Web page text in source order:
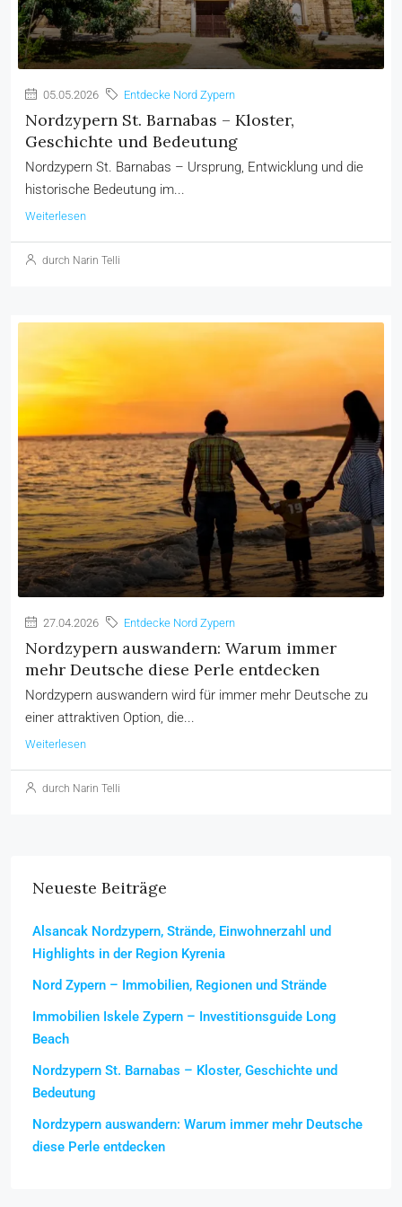
05.05.2026 Entdecke Nord Zypern
Nordzypern St. Barnabas – Kloster,
Geschichte und Bedeutung
Nordzypern St. Barnabas – Ursprung, Entwicklung und die
historische Bedeutung im...
Weiterlesen
durch Narin Telli
27.04.2026 Entdecke Nord Zypern
Nordzypern auswandern: Warum immer
mehr Deutsche diese Perle entdecken
Nordzypern auswandern wird für immer mehr Deutsche zu
einer attraktiven Option, die...
Weiterlesen
durch Narin Telli
Neueste Beiträge
Alsancak Nordzypern, Strände, Einwohnerzahl und
Highlights in der Region Kyrenia
Nord Zypern – Immobilien, Regionen und Strände
Immobilien Iskele Zypern – Investitionsguide Long
Beach
Nordzypern St. Barnabas – Kloster, Geschichte und
Bedeutung
Nordzypern auswandern: Warum immer mehr Deutsche
diese Perle entdecken